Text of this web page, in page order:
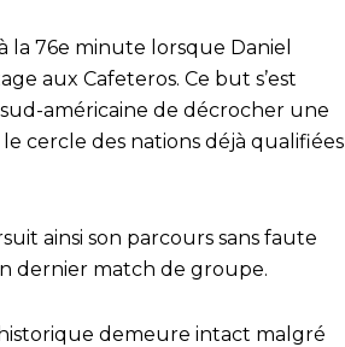
la 76e minute lorsque Daniel
aux Cafeteros. Ce but s’est
américaine de décrocher une
cercle des nations déjà qualifiées
ainsi son parcours sans faute
dernier match de groupe.
demeure intact malgré